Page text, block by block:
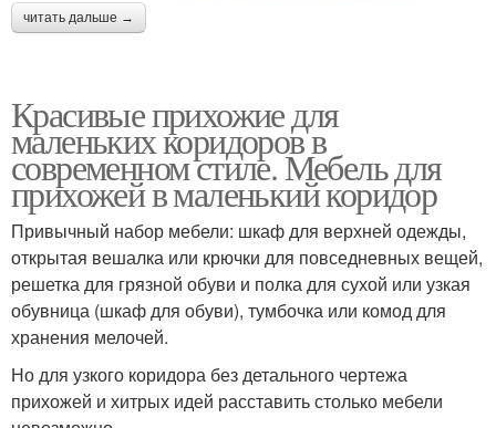
читать дальше →
Красивые прихожие для
маленьких коридоров в
современном стиле. Мебель для
прихожей в маленький коридор
Привычный набор мебели: шкаф для верхней одежды,
открытая вешалка или крючки для повседневных вещей,
решетка для грязной обуви и полка для сухой или узкая
обувница (шкаф для обуви), тумбочка или комод для
хранения мелочей.
Но для узкого коридора без детального чертежа
прихожей и хитрых идей расставить столько мебели